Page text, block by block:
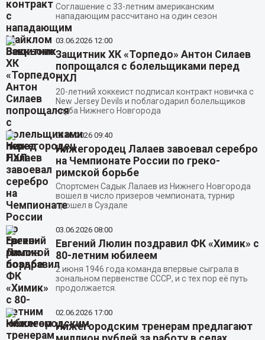
Соглашение с 33-летним американским
нападающим рассчитано на один сезон
03.06.2026 12:00
Защитник ХК «Торпедо» Антон Силаев
попрощался с болельщиками перед
НХЛ
20-летний хоккеист подписал контракт новичка с
New Jersey Devils и поблагодарил болельщиков
клуба Нижнего Новгорода
03.06.2026 09:40
Нижегородец Лалаев завоевал серебро
на Чемпионате России по греко-
римской борьбе
Спортсмен Садык Лалаев из Нижнего Новгорода
вошел в число призеров чемпионата, турнир
прошел в Суздале
03.06.2026 08:00
Евгений Люлин поздравил ФК «Химик» с
80-летним юбилеем
2 июня 1946 года команда впервые сыграла в
зональном первенстве СССР, и с тех пор её путь
продолжается.
02.06.2026 17:00
Нижегородским тренерам предлагают